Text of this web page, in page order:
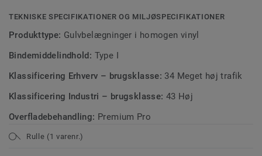
TEKNISKE SPECIFIKATIONER OG MILJØSPECIFIKATIONER
Produkttype: Gulvbelægninger i homogen vinyl
Bindemiddelindhold: Type I
Klassificering Erhverv – brugsklasse: 34 Meget høj trafik
Klassificering Industri – brugsklasse: 43 Høj
Overfladebehandling: Premium Pro
Rulle (1 varenr.)